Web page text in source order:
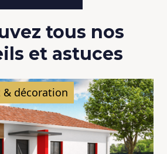
tous nos
et astuces
décoration